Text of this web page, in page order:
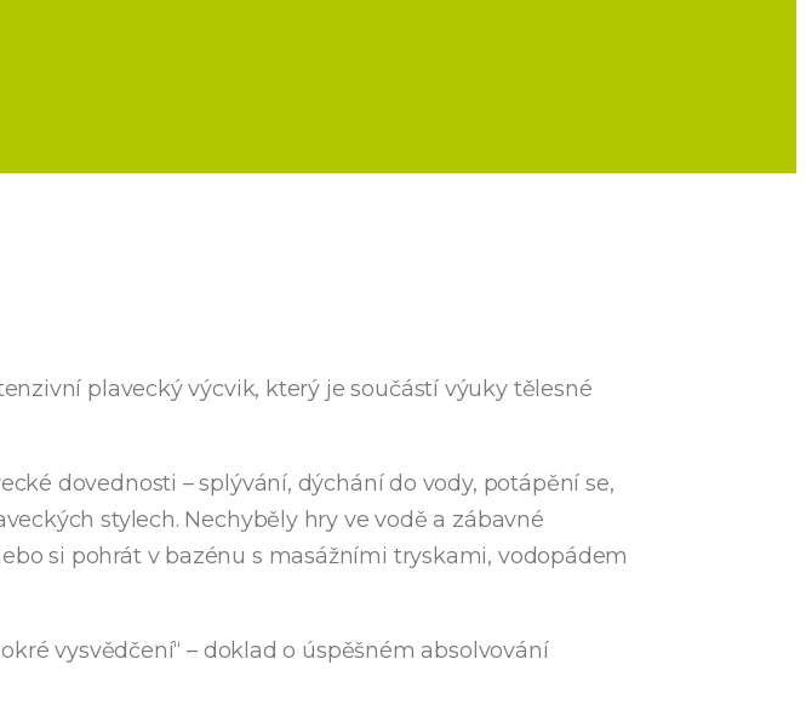
plavecký výcvik, který je součástí výuky tělesné
dovednosti – splývání, dýchání do vody, potápění se,
stylech. Nechyběly hry ve vodě a zábavné
si pohrát v bazénu s masážními tryskami, vodopádem
vysvědčení“ – doklad o úspěšném absolvování